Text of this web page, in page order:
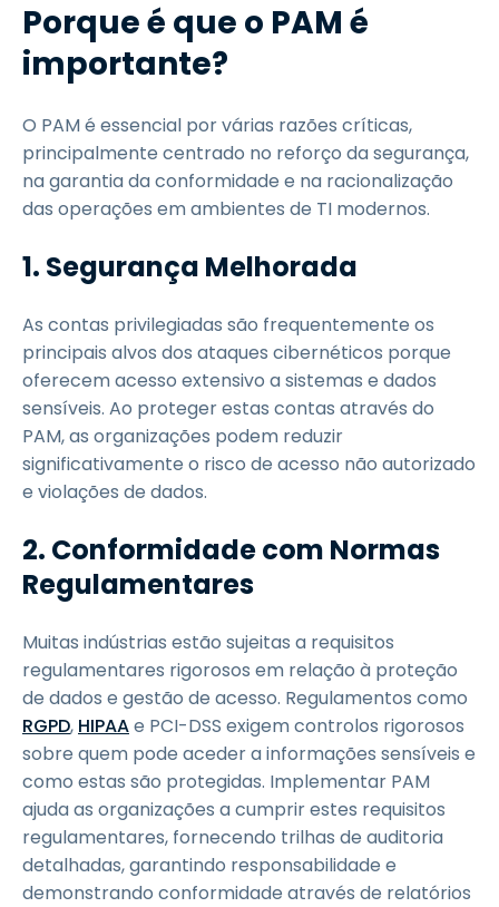
Porque é que o PAM é
importante?
O PAM é essencial por várias razões críticas,
principalmente centrado no reforço da segurança,
na garantia da conformidade e na racionalização
das operações em ambientes de TI modernos.
1. Segurança Melhorada
As contas privilegiadas são frequentemente os
principais alvos dos ataques cibernéticos porque
oferecem acesso extensivo a sistemas e dados
sensíveis. Ao proteger estas contas através do
PAM, as organizações podem reduzir
significativamente o risco de acesso não autorizado
e violações de dados.
2. Conformidade com Normas
Regulamentares
Muitas indústrias estão sujeitas a requisitos
regulamentares rigorosos em relação à proteção
de dados e gestão de acesso. Regulamentos como
RGPD, HIPAAe PCI-DSS exigem controlos rigorosos
sobre quem pode aceder a informações sensíveis e
como estas são protegidas. Implementar PAM
ajuda as organizações a cumprir estes requisitos
regulamentares, fornecendo trilhas de auditoria
detalhadas, garantindo responsabilidade e
demonstrando conformidade através de relatórios